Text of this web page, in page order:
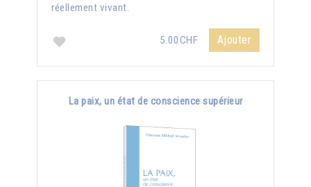
réellement vivant.
5.00CHF Ajouter
La paix, un état de conscience supérieur